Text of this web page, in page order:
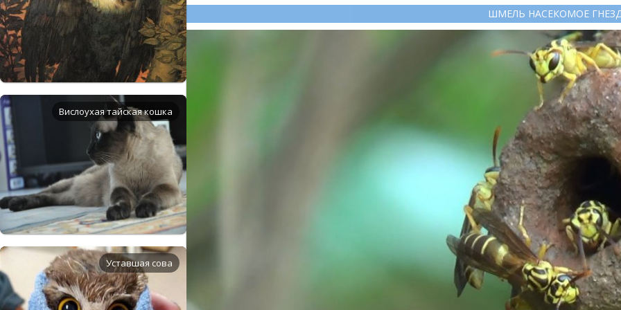
Вислоухая тайская кошка
Уставшая сова
ШМЕЛЬ НАСЕКОМОЕ